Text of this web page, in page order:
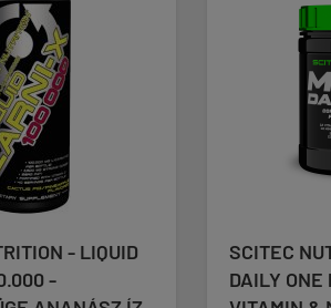
SCITEC NUTRITION - MEGA
DAILY ONE PLUS - MULTI